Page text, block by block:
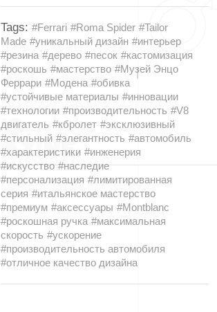
Tags: #Ferrari #Roma Spider #Tailor
Made #уникальный дизайн #интерьер
#резина #дерево #песок #кастомизация
#роскошь #мастерство #Музей Энцо
Феррари #Модена #обивка
#устойчивые материалы #инновации
#технологии #производительность #V8
двигатель #кбролет #эксклюзивный
#стильный #элегантность #автомобиль
#характеристики #инженерия
#искусство #наследие
#персонализация #лимитированная
серия #итальянское мастерство
#премиум #аксессуары #Montblanc
#роскошная ручка #максимальная
скорость #ускорение
#производительность автомобиля
#отличное качество дизайна